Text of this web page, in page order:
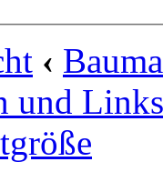
‹
und Links